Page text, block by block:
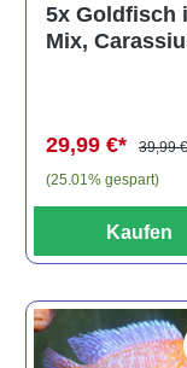
5x Goldfisch
Mix,
29,99 €*
39,99
(25.01% gespart)
Kaufen